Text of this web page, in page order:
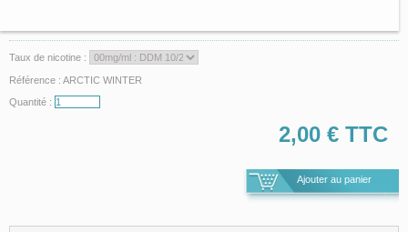
Taux de nicotine :
Référence : ARCTIC WINTER
Quantité :
2,00 € TTC